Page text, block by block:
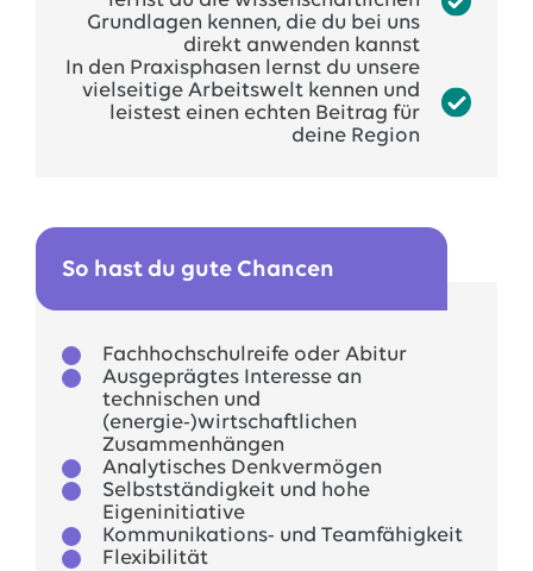
Grundlagen kennen, die du bei uns
direkt anwenden kannst
In den Praxisphasen lernst du unsere
vielseitige Arbeitswelt kennen und
leistest einen echten Beitrag für
deine Region
So hast du gute Chancen
Fachhochschulreife oder Abitur
Ausgeprägtes Interesse an
technischen und
(energie-)wirtschaftlichen
Zusammenhängen
Analytisches Denkvermögen
Selbstständigkeit und hohe
Eigeninitiative
Kommunikations- und Teamfähigkeit
Flexibilität